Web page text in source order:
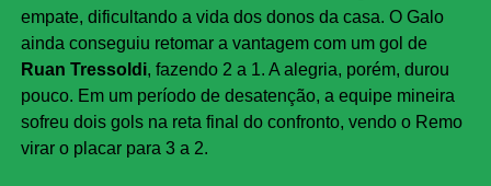
empate, dificultando a vida dos donos da casa. O Galo
ainda conseguiu retomar a vantagem com um gol de
Ruan Tressoldi, fazendo 2 a 1. A alegria, porém, durou
pouco. Em um período de desatenção, a equipe mineira
sofreu dois gols na reta final do confronto, vendo o Remo
virar o placar para 3 a 2.